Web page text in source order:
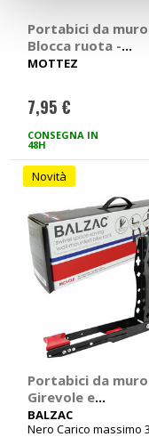
Portabici da muro
Blocca ruota -
MOTTEZ
MOTTEZ
7,95 €
CONSEGNA IN
48H
Novità
Portabici da muro
Girevole e
pieghevole -
BALZAC
BALZAC
Nero Carico massimo